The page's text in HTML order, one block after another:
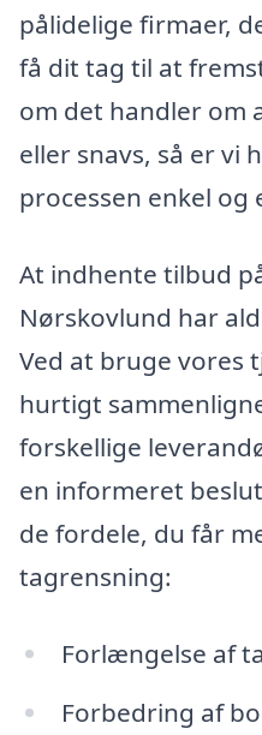
pålidelige firmaer,
få dit tag til at
om det handler om
eller snavs, så er vi
processen enkel og
At indhente tilbud
Nørskovlund har
Ved at bruge vores
hurtigt
forskellige
en informeret
de fordele, du får
tagrensning:
Forlængelse af
Forbedring af